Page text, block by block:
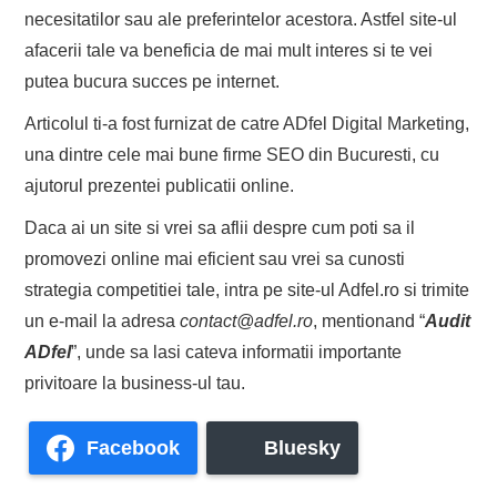
necesitatilor sau ale preferintelor acestora. Astfel site-ul
afacerii tale va beneficia de mai mult interes si te vei
putea bucura succes pe internet.
Articolul ti-a fost furnizat de catre ADfel Digital Marketing,
una dintre cele mai bune firme SEO din Bucuresti, cu
ajutorul prezentei publicatii online.
Daca ai un site si vrei sa aflii despre cum poti sa il
promovezi online mai eficient sau vrei sa cunosti
strategia competitiei tale, intra pe site-ul Adfel.ro si trimite
un e-mail la adresacontact@adfel.ro, mentionand “Audit
ADfel”, unde sa lasi cateva informatii importante
privitoare la business-ul tau.
Facebook Bluesky